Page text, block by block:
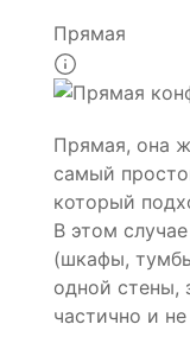
Прямая
Прямая, она
самый
который
В этом
(шкафы,
одной стены,
частично и